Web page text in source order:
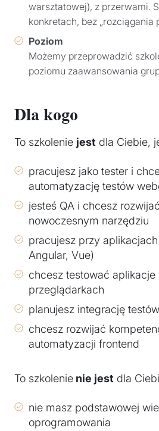
warsztatowej), z przerwami.
konkretach, bez „rozciągania
Poziom
Możemy przeprowadzić
poziomu zaawansowania
Dla kogo
To szkolenie jest dla Ciebie,
pracujesz jako tester i
automatyzację testów
jesteś QA i chcesz
nowoczesnym narzędziu
pracujesz przy aplikacjach
Angular, Vue)
chcesz testować aplikacje
przeglądarkach
planujesz integrację
chcesz rozwijać
automatyzacji frontend
To szkolenie nie jest dla
nie masz podstawowej
oprogramowania